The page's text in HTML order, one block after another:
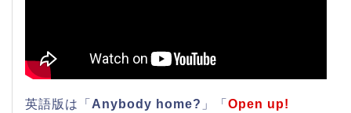
英語版は「 Anybody home? 」「 Open up!